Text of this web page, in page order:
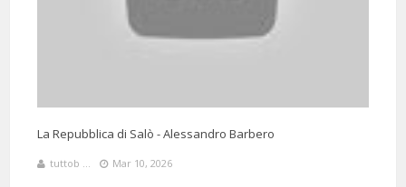
Quando il Prof. Barbero, racconta qualcosa ti fà vivere l'attimo. Io ho
La Repubblica di Salò - Alessandro Barbero
tuttob ... Mar 10, 2026